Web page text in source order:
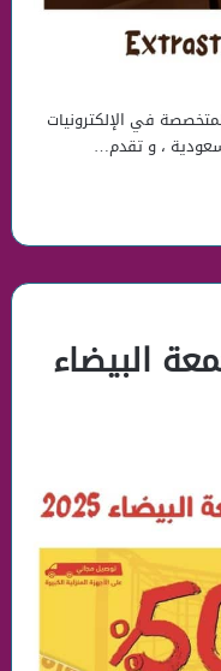
في الإلكترونيات
، و تقدم…
البيضاء